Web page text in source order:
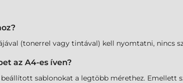
(tonerrel vagy tintával) kell nyomtatni, nincs
az A4-es íven?
sablonokat a legtöbb mérethez. Emellett